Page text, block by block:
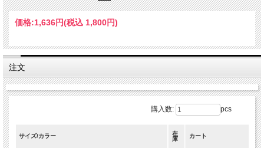
価格:1,636円(税込 1,800円)
注文
購入数: pcs
サイズ/カラー
在
庫
カート